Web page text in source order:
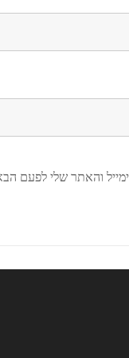
והאתר שלי לפעם